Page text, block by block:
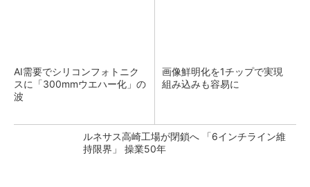
AI需要でシリコンフォトニク
スに「300mmウエハー化」の
波
画像鮮明化を1チップで実現
組み込みも容易に
ルネサス高崎工場が閉鎖へ 「6インチライン維
持限界」 操業50年